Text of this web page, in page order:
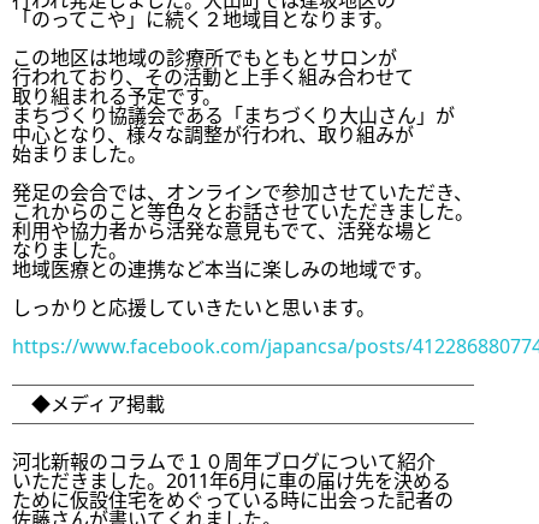
「のってこや」に続く２地域目となります。
この地区は地域の診療所でもともとサロンが
行われており、その活動と上手く組み合わせて
取り組まれる予定です。
まちづくり協議会である「まちづくり大山さん」が
中心となり、様々な調整が行われ、取り組みが
始まりました。
発足の会合では、オンラインで参加させていただき、
これからのこと等色々とお話させていただきました。
利用や協力者から活発な意見もでて、活発な場と
なりました。
地域医療との連携など本当に楽しみの地域です。
しっかりと応援していきたいと思います。
https://www.facebook.com/japancsa/posts/
────────────────────────
◆メディア掲載
────────────────────────
河北新報のコラムで１０周年ブログについて紹介
いただきました。2011年6月に車の届け先を決める
ために仮設住宅をめぐっている時に出会った記者の